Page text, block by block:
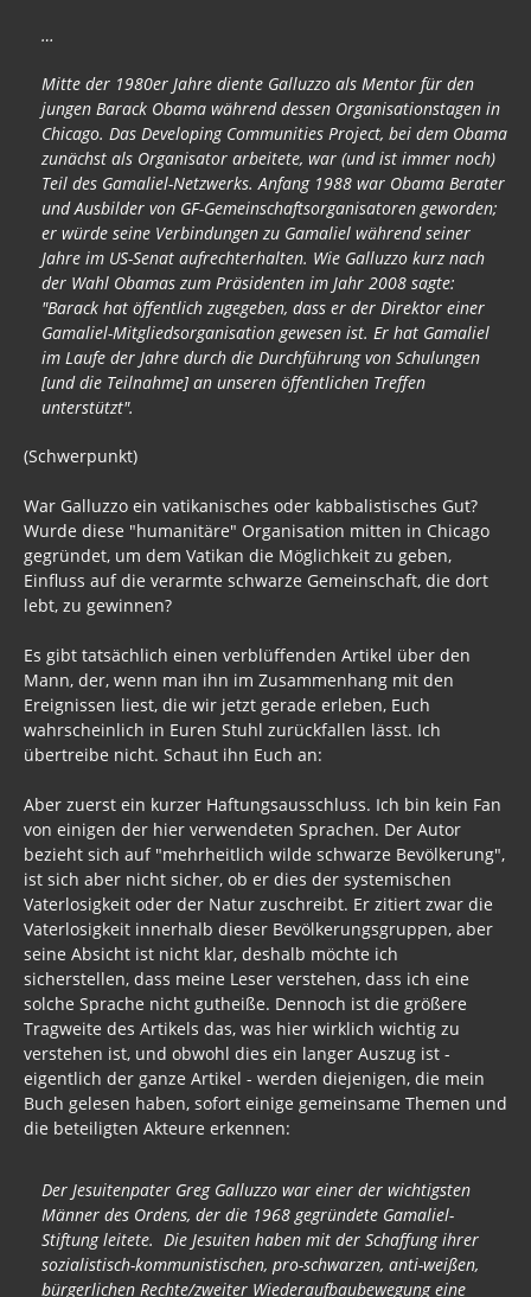
…
Mitte der 1980er Jahre diente Galluzzo als Mentor für den
jungen Barack Obama während dessen Organisationstagen in
Chicago. Das Developing Communities Project, bei dem Obama
zunächst als Organisator arbeitete, war (und ist immer noch)
Teil des Gamaliel-Netzwerks. Anfang 1988 war Obama Berater
und Ausbilder von GF-Gemeinschaftsorganisatoren geworden;
er würde seine Verbindungen zu Gamaliel während seiner
Jahre im US-Senat aufrechterhalten. Wie Galluzzo kurz nach
der Wahl Obamas zum Präsidenten im Jahr 2008 sagte:
"Barack hat öffentlich zugegeben, dass er der Direktor einer
Gamaliel-Mitgliedsorganisation gewesen ist. Er hat Gamaliel
im Laufe der Jahre durch die Durchführung von Schulungen
[und die Teilnahme] an unseren öffentlichen Treffen
unterstützt".
(Schwerpunkt)
War Galluzzo ein vatikanisches oder kabbalistisches Gut?
Wurde diese "humanitäre" Organisation mitten in Chicago
gegründet, um dem Vatikan die Möglichkeit zu geben,
Einfluss auf die verarmte schwarze Gemeinschaft, die dort
lebt, zu gewinnen?
Es gibt tatsächlich einen verblüffenden Artikel über den
Mann, der, wenn man ihn im Zusammenhang mit den
Ereignissen liest, die wir jetzt gerade erleben, Euch
wahrscheinlich in Euren Stuhl zurückfallen lässt. Ich
übertreibe nicht. Schaut ihn Euch an:
Aber zuerst ein kurzer Haftungsausschluss. Ich bin kein Fan
von einigen der hier verwendeten Sprachen. Der Autor
bezieht sich auf "mehrheitlich wilde schwarze Bevölkerung",
ist sich aber nicht sicher, ob er dies der systemischen
Vaterlosigkeit oder der Natur zuschreibt. Er zitiert zwar die
Vaterlosigkeit innerhalb dieser Bevölkerungsgruppen, aber
seine Absicht ist nicht klar, deshalb möchte ich
sicherstellen, dass meine Leser verstehen, dass ich eine
solche Sprache nicht gutheiße. Dennoch ist die größere
Tragweite des Artikels das, was hier wirklich wichtig zu
verstehen ist, und obwohl dies ein langer Auszug ist -
eigentlich der ganze Artikel - werden diejenigen, die mein
Buch gelesen haben, sofort einige gemeinsame Themen und
die beteiligten Akteure erkennen:
Der Jesuitenpater Greg Galluzzo war einer der wichtigsten
Männer des Ordens, der die 1968 gegründete Gamaliel-
Stiftung leitete. Die Jesuiten haben mit der Schaffung ihrer
sozialistisch-kommunistischen, pro-schwarzen, anti-weißen,
bürgerlichen Rechte/zweiter Wiederaufbaubewegung eine